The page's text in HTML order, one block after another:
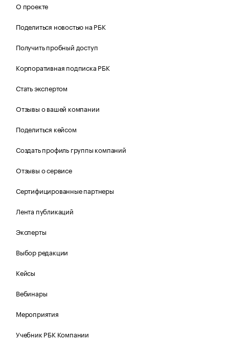
О проекте
Поделиться новостью на РБК
Получить пробный доступ
Корпоративная подписка РБК
Стать экспертом
Отзывы о вашей компании
Поделиться кейсом
Создать профиль группы компаний
Отзывы о сервисе
Сертифицированные партнеры
Лента публикаций
Эксперты
Выбор редакции
Кейсы
Вебинары
Мероприятия
Учебник РБК Компании